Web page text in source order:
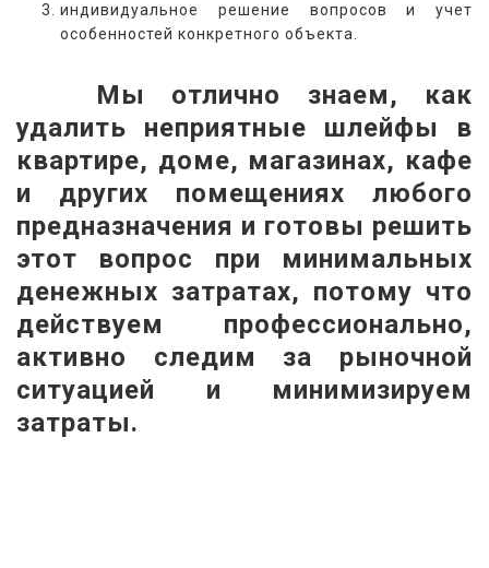
индивидуальное решение вопросов и учет
особенностей конкретного объекта.
Мы отлично знаем, как
удалить неприятные шлейфы в
квартире, доме, магазинах, кафе
и других помещениях любого
предназначения и готовы решить
этот вопрос при минимальных
денежных затратах, потому что
действуем профессионально,
активно следим за рыночной
ситуацией и минимизируем
затраты.